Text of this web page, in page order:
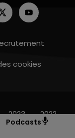
Podcasts
cookies
2023 2022